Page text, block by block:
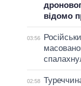
відомо
03:56
02:58